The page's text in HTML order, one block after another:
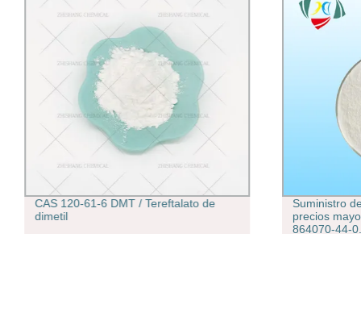
CAS 120-61-6 DMT / Tereftalato de
dimetil
Suministro
precios
864070-44-